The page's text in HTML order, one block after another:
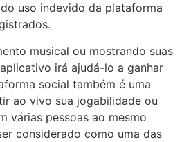
uso indevido da plataforma
musical ou mostrando suas
irá ajudá-lo a ganhar
social também é uma
ao vivo sua jogabilidade ou
várias pessoas ao mesmo
considerado como uma das